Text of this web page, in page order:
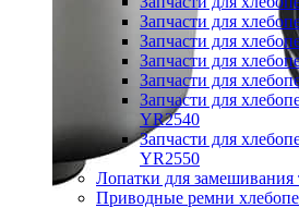
Запчасти для
Запчасти для
Запчасти для
Запчасти для
Запчасти для
YR2540
Запчасти для
YR2550
Лопатки для замешивания
Приводные ремни